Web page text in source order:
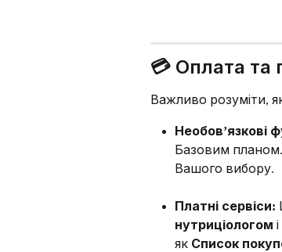
💳 Оплата та
Важливо розуміти,
Необов’язкові
Базовим
Вашого вибору.
Платні сервіси:
нутриціологом і
як Список